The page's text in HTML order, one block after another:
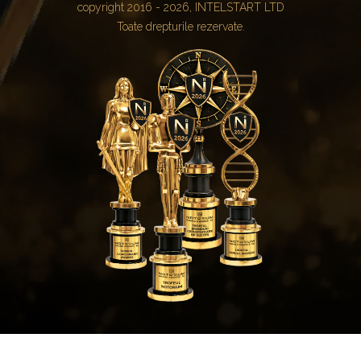
copyright 2016 - 2026, INTELSTART LTD
Toate drepturile rezervate.